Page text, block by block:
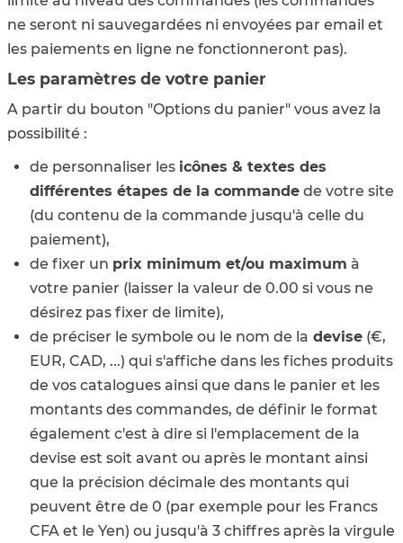
ne seront ni sauvegardées ni envoyées par email et
les paiements en ligne ne fonctionneront pas).
Les paramètres de votre panier
A partir du bouton "Options du panier" vous avez la
possibilité :
de personnaliser les icônes & textes des
différentes étapes de la commande de votre site
(du contenu de la commande jusqu'à celle du
paiement),
de fixer un prix minimum et/ou maximum à
votre panier (laisser la valeur de 0.00 si vous ne
désirez pas fixer de limite),
de préciser le symbole ou le nom de la devise (€,
EUR, CAD, ...) qui s'affiche dans les fiches produits
de vos catalogues ainsi que dans le panier et les
montants des commandes, de définir le format
également c'est à dire si l'emplacement de la
devise est soit avant ou après le montant ainsi
que la précision décimale des montants qui
peuvent être de 0 (par exemple pour les Francs
CFA et le Yen) ou jusqu'à 3 chiffres après la virgule